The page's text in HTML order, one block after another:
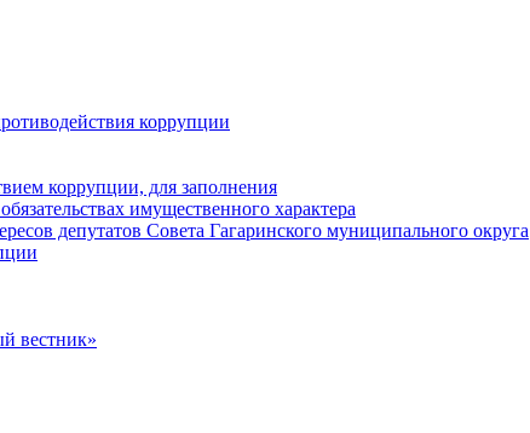
коррупции
коррупции, для заполнения
имущественного характера
депутатов Совета Гагаринского муниципального округа
вестник»